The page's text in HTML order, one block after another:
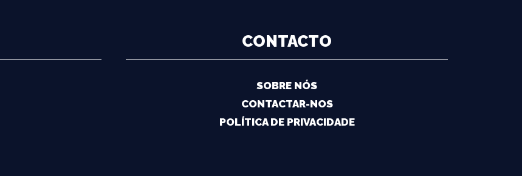
CONTACTO
SOBRE NÓS
CONTACTAR-NOS
POLÍTICA DE PRIVACIDADE